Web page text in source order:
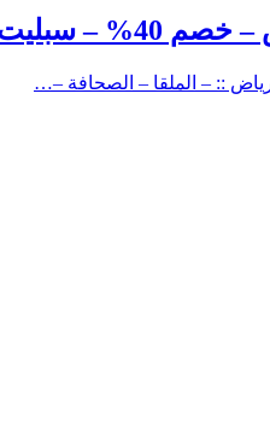
– دكت
:: – الملقا – الصحافة –…